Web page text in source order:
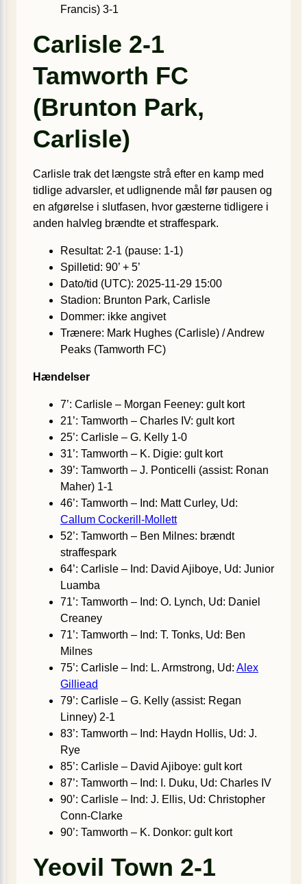
Francis) 3-1
Carlisle 2-1
Tamworth FC
(Brunton Park,
Carlisle)
Carlisle trak det længste strå efter en kamp med
tidlige advarsler, et udlignende mål før pausen og
en afgørelse i slutfasen, hvor gæsterne tidligere i
anden halvleg brændte et straffespark.
Resultat: 2-1 (pause: 1-1)
Spilletid: 90’ + 5’
Dato/tid (UTC): 2025-11-29 15:00
Stadion: Brunton Park, Carlisle
Dommer: ikke angivet
Trænere: Mark Hughes (Carlisle) / Andrew
Peaks (Tamworth FC)
Hændelser
7’: Carlisle – Morgan Feeney: gult kort
21’: Tamworth – Charles IV: gult kort
25’: Carlisle – G. Kelly 1-0
31’: Tamworth – K. Digie: gult kort
39’: Tamworth – J. Ponticelli (assist: Ronan
Maher) 1-1
46’: Tamworth – Ind: Matt Curley, Ud:
Callum Cockerill-Mollett
52’: Tamworth – Ben Milnes: brændt
straffespark
64’: Carlisle – Ind: David Ajiboye, Ud: Junior
Luamba
71’: Tamworth – Ind: O. Lynch, Ud: Daniel
Creaney
71’: Tamworth – Ind: T. Tonks, Ud: Ben
Milnes
75’: Carlisle – Ind: L. Armstrong, Ud: Alex
Gilliead
79’: Carlisle – G. Kelly (assist: Regan
Linney) 2-1
83’: Tamworth – Ind: Haydn Hollis, Ud: J.
Rye
85’: Carlisle – David Ajiboye: gult kort
87’: Tamworth – Ind: I. Duku, Ud: Charles IV
90’: Carlisle – Ind: J. Ellis, Ud: Christopher
Conn-Clarke
90’: Tamworth – K. Donkor: gult kort
Yeovil Town 2-1